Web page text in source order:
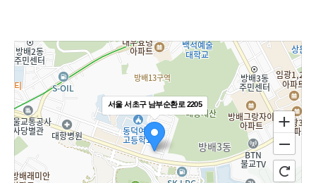
서울 서초구 남부순환로 2205